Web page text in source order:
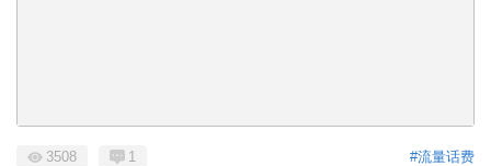
#流量话费
3508 1